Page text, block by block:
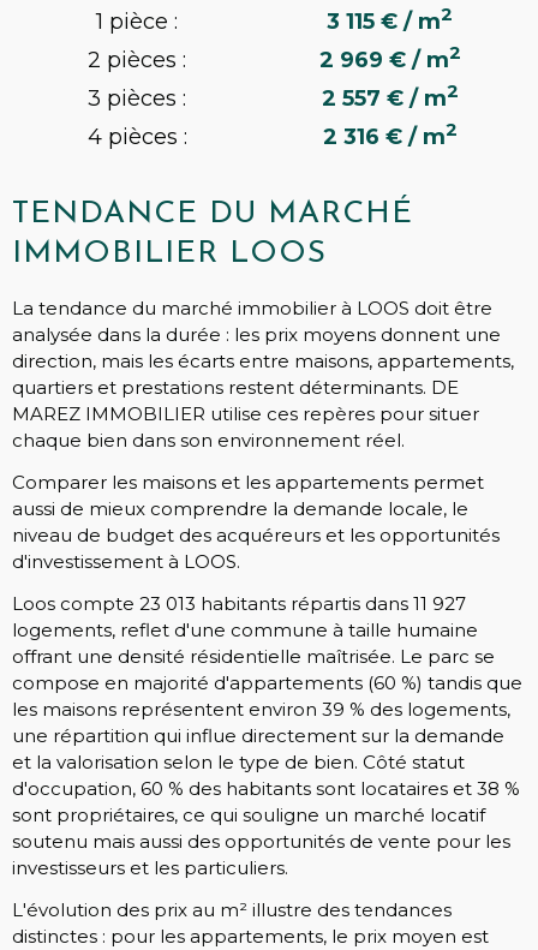
1 pièce : 3 115 € / m2
2 pièces : 2 969 € / m2
3 pièces : 2 557 € / m2
4 pièces : 2 316 € / m2
TENDANCE DU MARCHÉ
IMMOBILIER LOOS
La tendance du marché immobilier à LOOS doit être
analysée dans la durée : les prix moyens donnent une
direction, mais les écarts entre maisons, appartements,
quartiers et prestations restent déterminants. DE
MAREZ IMMOBILIER utilise ces repères pour situer
chaque bien dans son environnement réel.
Comparer les maisons et les appartements permet
aussi de mieux comprendre la demande locale, le
niveau de budget des acquéreurs et les opportunités
d'investissement à LOOS.
Loos compte 23 013 habitants répartis dans 11 927
logements, reflet d'une commune à taille humaine
offrant une densité résidentielle maîtrisée. Le parc se
compose en majorité d'appartements (60 %) tandis que
les maisons représentent environ 39 % des logements,
une répartition qui influe directement sur la demande
et la valorisation selon le type de bien. Côté statut
d'occupation, 60 % des habitants sont locataires et 38 %
sont propriétaires, ce qui souligne un marché locatif
soutenu mais aussi des opportunités de vente pour les
investisseurs et les particuliers.
L'évolution des prix au m² illustre des tendances
distinctes : pour les appartements, le prix moyen est